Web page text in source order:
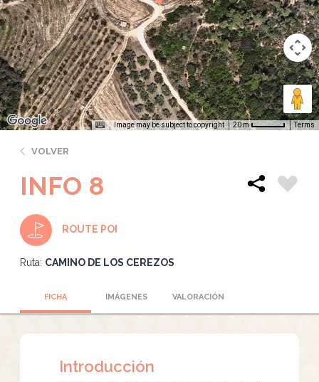
Image may be subject to copyright 20 m Terms
VOLVER
INFO 8
ROUTE POI
Ruta: CAMINO DE LOS CEREZOS
FICHA IMÁGENES VALORACIÓN
Introducción